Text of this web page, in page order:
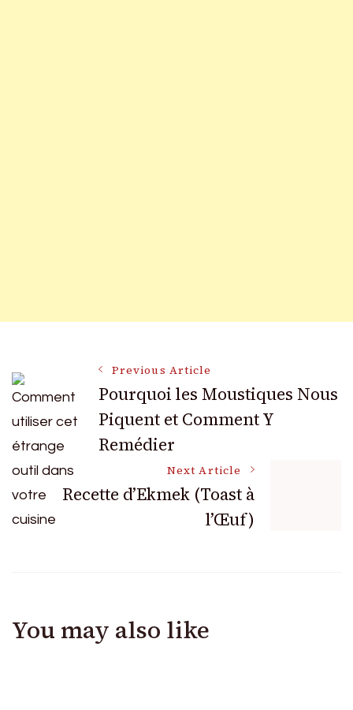
Post
Navigation
Previous Article
Pourquoi les Moustiques Nous
Piquent et Comment Y
Remédier
Next Article
Recette d’Ekmek (Toast à
l’Œuf)
You may also like